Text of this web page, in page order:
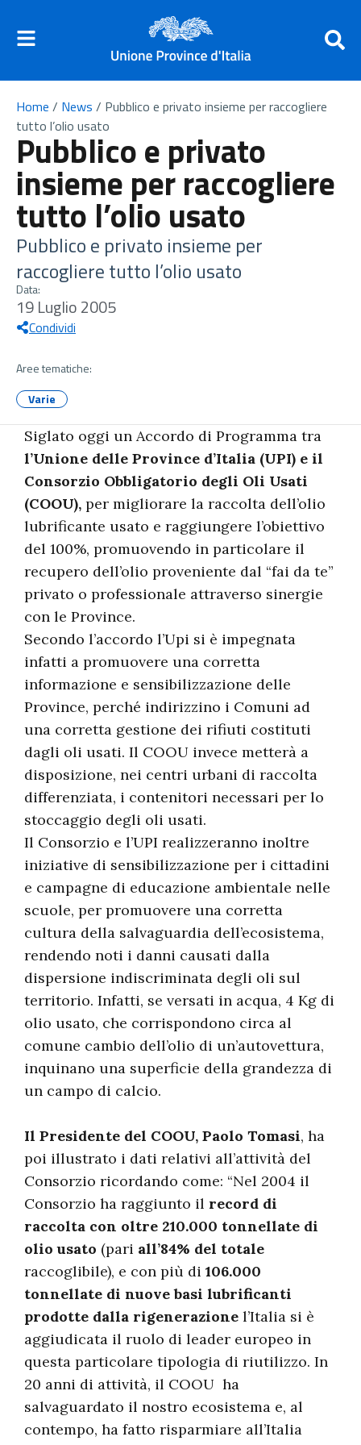
Home / News / Pubblico e privato insieme per raccogliere
tutto l’olio usato
Pubblico e privato
insieme per raccogliere
tutto l’olio usato
Pubblico e privato insieme per
raccogliere tutto l’olio usato
Data:
19 Luglio 2005
Condividi
Aree tematiche:
Varie
Siglato oggi un Accordo di Programma tra
l’Unione delle Province d’Italia (UPI) e il
Consorzio Obbligatorio degli Oli Usati
(COOU), per migliorare la raccolta dell’olio
lubrificante usato e raggiungere l’obiettivo
del 100%, promuovendo in particolare il
recupero dell’olio proveniente dal “fai da te”
privato o professionale attraverso sinergie
con le Province.
Secondo l’accordo l’Upi si è impegnata
infatti a promuovere una corretta
informazione e sensibilizzazione delle
Province, perché indirizzino i Comuni ad
una corretta gestione dei rifiuti costituti
dagli oli usati. Il COOU invece metterà a
disposizione, nei centri urbani di raccolta
differenziata, i contenitori necessari per lo
stoccaggio degli oli usati.
Il Consorzio e l’UPI realizzeranno inoltre
iniziative di sensibilizzazione per i cittadini
e campagne di educazione ambientale nelle
scuole, per promuovere una corretta
cultura della salvaguardia dell’ecosistema,
rendendo noti i danni causati dalla
dispersione indiscriminata degli oli sul
territorio. Infatti, se versati in acqua, 4 Kg di
olio usato, che corrispondono circa al
comune cambio dell’olio di un’autovettura,
inquinano una superficie della grandezza di
un campo di calcio.
Il Presidente del COOU, Paolo Tomasi, ha
poi illustrato i dati relativi all’attività del
Consorzio ricordando come: “Nel 2004 il
Consorzio ha raggiunto il record di
raccolta con oltre 210.000 tonnellate di
olio usato (pari all’84% del totale
raccoglibile), e con più di 106.000
tonnellate di nuove basi lubrificanti
prodotte dalla rigenerazione l’Italia si è
aggiudicata il ruolo di leader europeo in
questa particolare tipologia di riutilizzo. In
20 anni di attività, il COOU ha
salvaguardato il nostro ecosistema e, al
contempo, ha fatto risparmiare all’Italia